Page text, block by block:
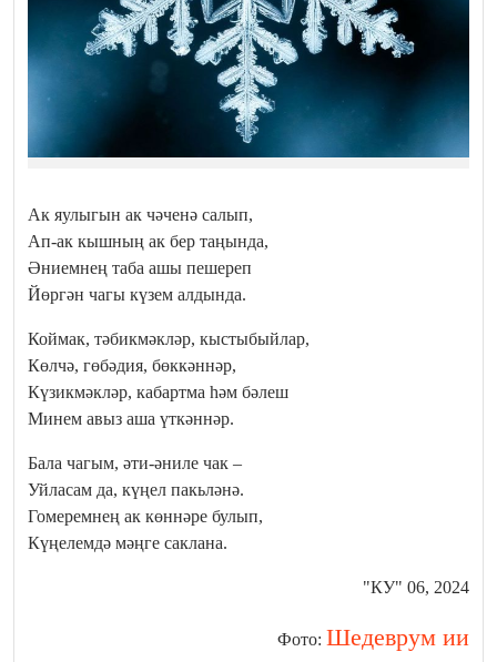
Ак яулыгын ак чәченә салып,
Ап-ак кышның ак бер таңында,
Әниемнең таба ашы пешереп
Йөргән чагы күзем алдында.
Коймак, тәбикмәкләр, кыстыбыйлар,
Көлчә, гөбәдия, бөккәннәр,
Күзикмәкләр, кабартма һәм бәлеш
Минем авыз аша үткәннәр.
Бала чагым, әти-әниле чак –
Уйласам да, күңел пакьләнә.
Гомеремнең ак көннәре булып,
Күңелемдә мәңге саклана.
"КУ" 06, 2024
Фото: Шедеврум ии